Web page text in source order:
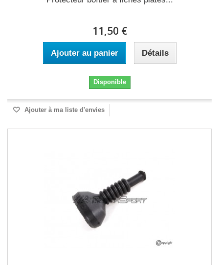
11,50 €
Ajouter au panier Détails
Disponible
Ajouter à ma liste d'envies